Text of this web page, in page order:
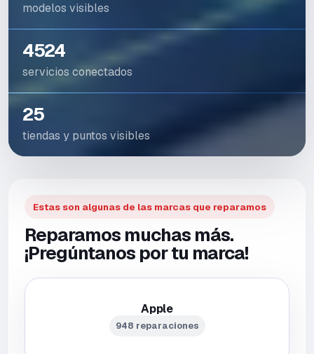
modelos visibles
4524
servicios conectados
25
tiendas y puntos visibles
Estas son algunas de las marcas que reparamos
Reparamos muchas más.
¡Pregúntanos por tu marca!
Apple
948 reparaciones